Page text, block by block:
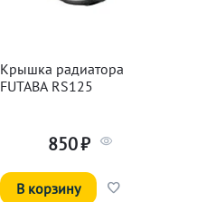
Крышка радиатора
FUTABA RS125
850₽
В корзину